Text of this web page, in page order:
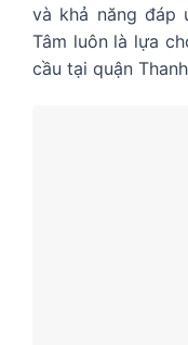
và khả năng đáp
Tâm luôn là lựa
cầu tại quận